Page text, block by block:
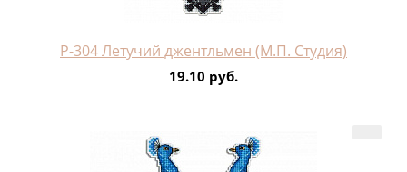
Р-304 Летучий джентльмен (М.П. Студия)
19.10 руб.